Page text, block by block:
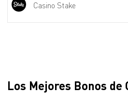
Casino Stake
Los Mejores Bonos de